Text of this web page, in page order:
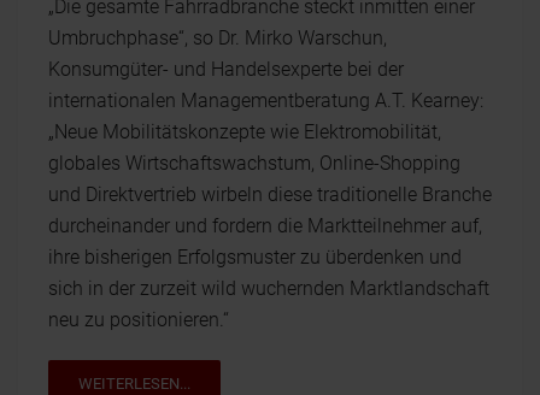
„Die gesamte Fahrradbranche steckt inmitten einer
Umbruchphase“, so Dr. Mirko Warschun,
Konsumgüter- und Handelsexperte bei der
internationalen Managementberatung A.T. Kearney:
„Neue Mobilitätskonzepte wie Elektromobilität,
globales Wirtschaftswachstum, Online-Shopping
und Direktvertrieb wirbeln diese traditionelle Branche
durcheinander und fordern die Marktteilnehmer auf,
ihre bisherigen Erfolgsmuster zu überdenken und
sich in der zurzeit wild wuchernden Marktlandschaft
neu zu positionieren.“
WEITERLESEN...